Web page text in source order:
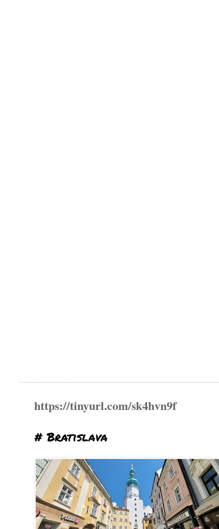
https://tinyurl.com/sk4hvn9f
# Bratislava